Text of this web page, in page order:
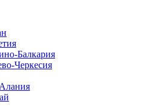
Балкария
Черкесия